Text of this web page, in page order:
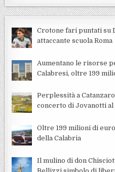
Crotone fari puntati su
attaccante scuola Roma
Aumentano le risorse
Calabresi, oltre 199
Perplessità a
concerto di Jovanotti
Oltre 199 milioni di
della Calabria
Il mulino di don